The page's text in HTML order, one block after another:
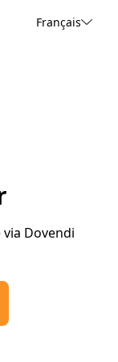
Français
Dovendi